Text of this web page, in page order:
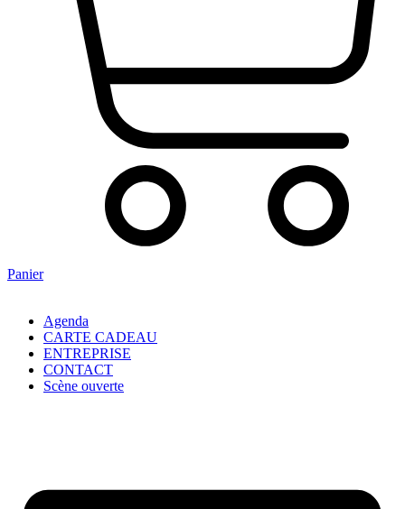
Panier
Agenda
CARTE CADEAU
ENTREPRISE
CONTACT
Scène ouverte